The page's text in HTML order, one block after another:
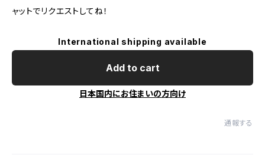
ャットでリクエストしてね！
International shipping available
Add to cart
日本国内にお住まいの方向け
通報する